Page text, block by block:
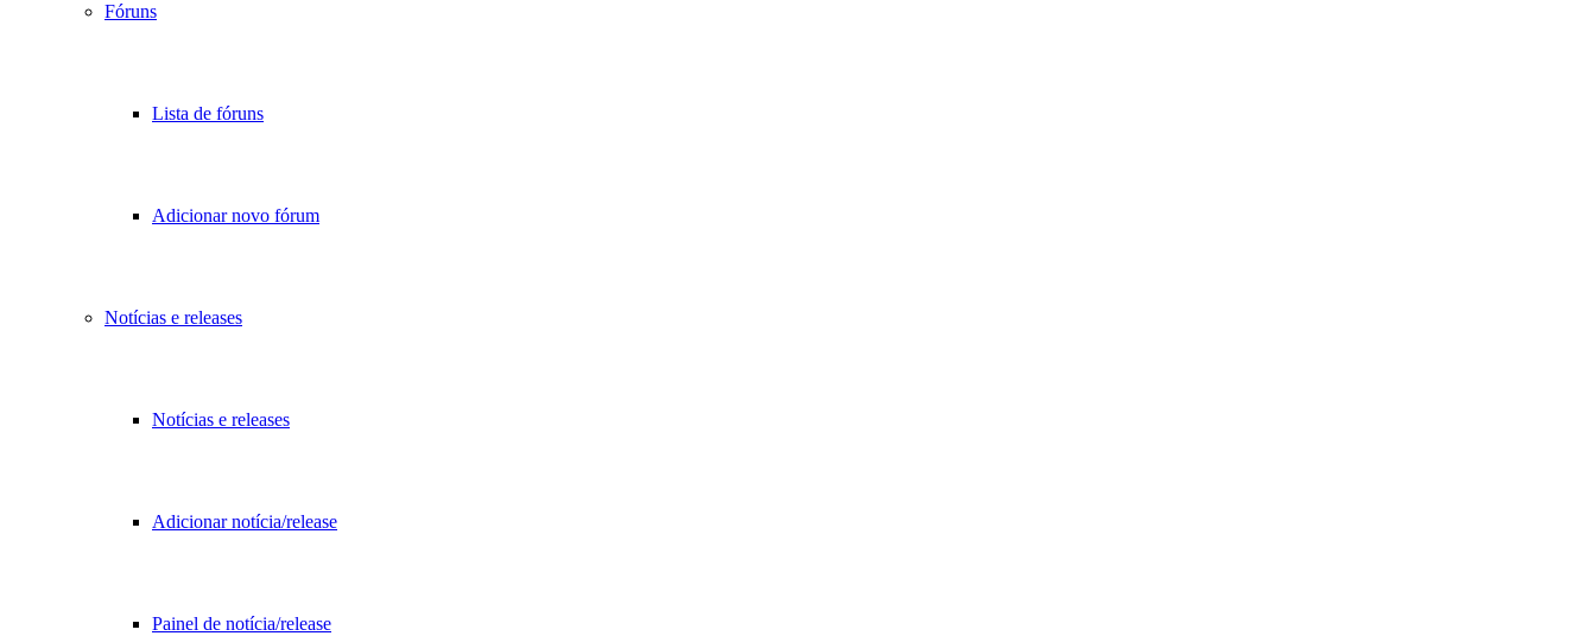
Fóruns
Lista de fóruns
Adicionar novo fórum
Notícias e releases
Notícias e releases
Adicionar notícia/release
Painel de notícia/release